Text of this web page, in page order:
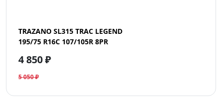
TRAZANO SL315 TRAC LEGEND
195/75 R16C 107/105R 8PR
4 850 ₽
5 050 ₽